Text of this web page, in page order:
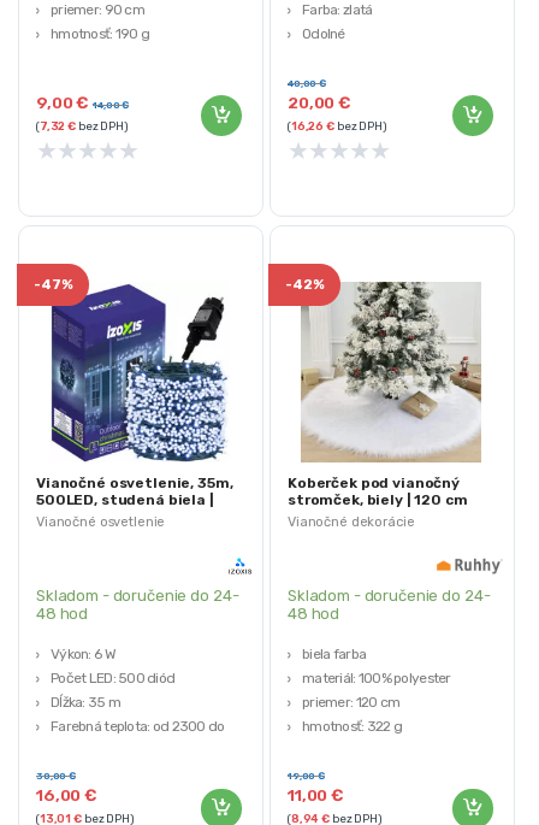
priemer: 90 cm
hmotnosť: 190 g
9,00€ 14,00€
(7,32€ bez DPH)
★★★★★
Farba: zlatá
Odolné
20,00€
40,00€
(16,26€bez DPH)
★★★★★
Vianočné osvetlenie
-47%
Vianočné osvetlenie, 35m,
500LED, studená biela |
Izoxis
Skladom - doručenie do 24-
48 hod
Výkon: 6 W
Počet LED: 500 diód
Dĺžka: 35 m
Farebná teplota: od 2300 do
Farba osvetlenia: studená biela
16,00€
30,00€
(13,01€bez DPH)
Vianočné dekorácie
-42%
Koberček pod vianočný
stromček, biely | 120 cm
Skladom - doručenie do 24-
48 hod
biela farba
materiál: 100% polyester
priemer: 120 cm
hmotnosť: 322 g
11,00€
19,00€
(8,94€ bez DPH)